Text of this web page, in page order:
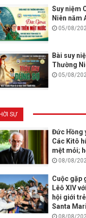
Suy niệm
Niên năm
05/08/
Bài suy
Thường
05/08/
SỰ
Đức Hồng
Các Kitô
mệt mỏi;
08/08/
Cuộc gặp
Lêô XIV
hội giới
Santa